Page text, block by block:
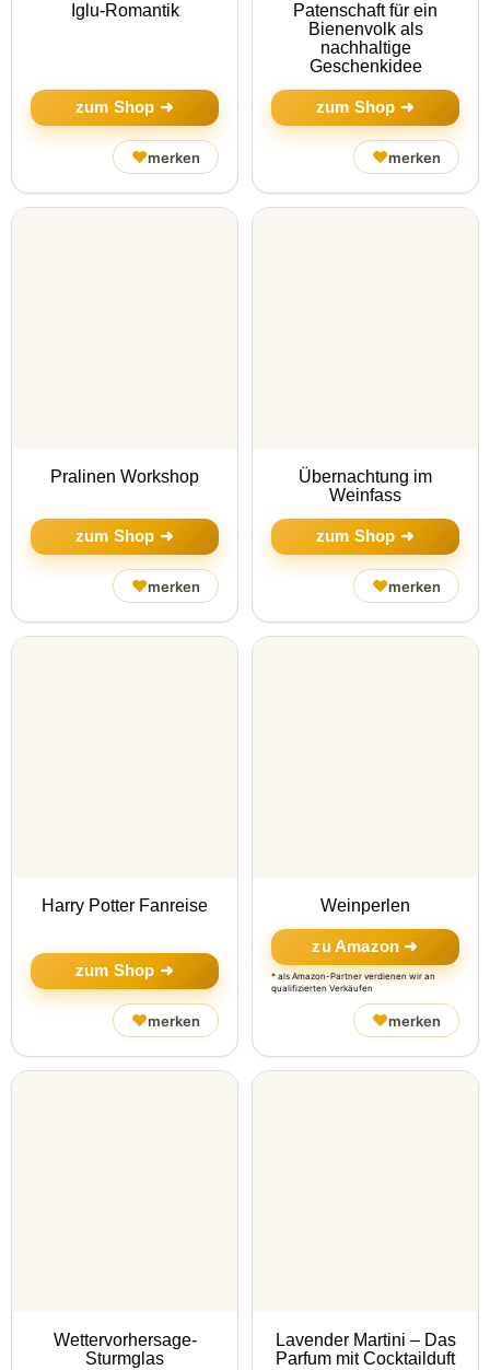
Iglu-Romantik
zum Shop ➜
♥merken
Patenschaft für ein
Bienenvolk als
nachhaltige
Geschenkidee
zum Shop ➜
♥merken
Pralinen Workshop
zum Shop ➜
♥merken
Übernachtung im
Weinfass
zum Shop ➜
♥merken
Harry Potter Fanreise
zum Shop ➜
♥merken
Weinperlen
zu Amazon ➜
* als Amazon-Partner verdienen wir an
qualifizierten Verkäufen
♥merken
Wettervorhersage-
Sturmglas
Lavender Martini – Das
Parfum mit Cocktailduft